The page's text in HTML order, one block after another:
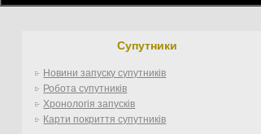
Супутники
Новини запуску супутників
Робота супутників
Хронологія запусків
Карти покриття супутників